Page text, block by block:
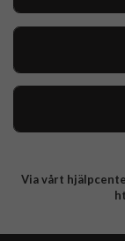
Integritetspolicy
Via vårt